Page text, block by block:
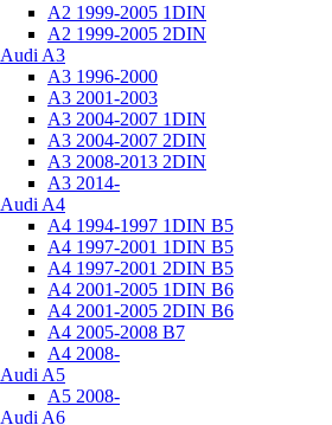
A2 1999-2005 1DIN
A2 1999-2005 2DIN
Audi A3
A3 1996-2000
A3 2001-2003
A3 2004-2007 1DIN
A3 2004-2007 2DIN
A3 2008-2013 2DIN
A3 2014-
Audi A4
A4 1994-1997 1DIN B5
A4 1997-2001 1DIN B5
A4 1997-2001 2DIN B5
A4 2001-2005 1DIN B6
A4 2001-2005 2DIN B6
A4 2005-2008 B7
A4 2008-
Audi A5
A5 2008-
Audi A6